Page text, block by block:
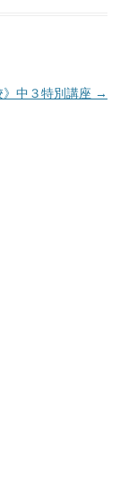
》中３特別講座 →